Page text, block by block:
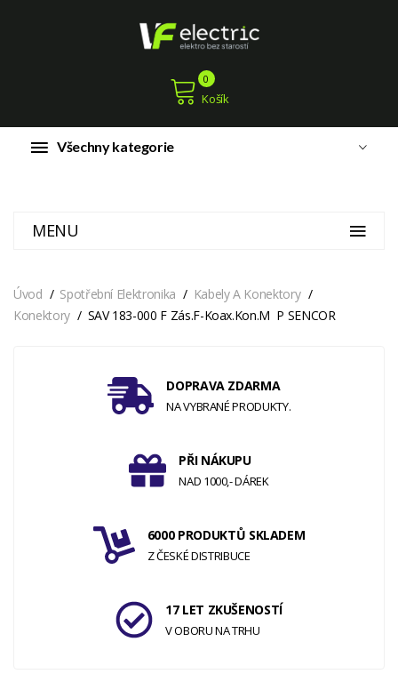
Košík
0
Všechny kategorie
MENU
Úvod Spotřební Elektronika
Kabely A Konektory
Konektory
SAV 183-000 F Zás.F-Koax.kon.M P SENCOR
DOPRAVA ZDARMA
NA VYBRANÉ PRODUKTY.
PŘI NÁKUPU
NAD 1000,- DÁREK
6000 PRODUKTŮ SKLADEM
Z ČESKÉ DISTRIBUCE
17 LET ZKUŠENOSTÍ
V OBORU NA TRHU